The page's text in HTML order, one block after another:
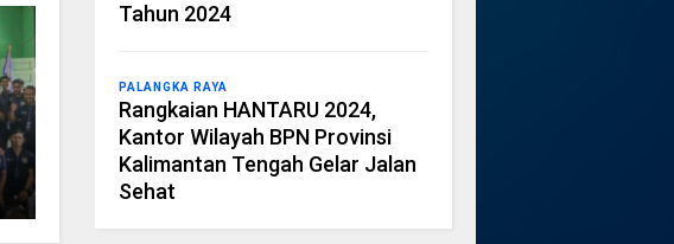
Tahun 2024
PALANGKA RAYA
Rangkaian HANTARU 2024,
Kantor Wilayah BPN Provinsi
Kalimantan Tengah Gelar Jalan
Sehat